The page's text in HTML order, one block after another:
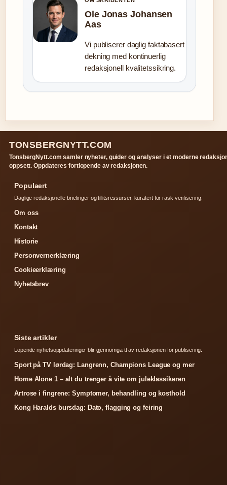
Ole Jonas Johansen
Aas
Vi publiserer daglig faktabasert
dekning med kontinuerlig
redaksjonell kvalitetssikring.
TONSBERGNYTT.COM
TonsbergNytt.com samler nyheter, guider og analyser i et moderne
oppsett. Oppdateres fortlopende av redaksjonen.
Populaert
Daglige redaksjonelle briefinger og tillitsressurser, kuratert for rask verifisering.
Om oss
Kontakt
Historie
Personvernerklæring
Cookieerklæring
Nyhetsbrev
Siste artikler
Lopende nyhetsoppdateringer blir gjennomga tt av redaksjonen for publisering.
Sport på TV lørdag: Langrenn, Champions League og mer
Home Alone 1 – alt du trenger å vite om juleklassikeren
Artrose i fingrene: Symptomer, behandling og kosthold
Kong Haralds bursdag: Dato, flagging og feiring